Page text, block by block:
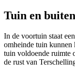
Tuin en
In de voortuin staat
omheinde tuin
tuin voldoende ruimte
de rust van